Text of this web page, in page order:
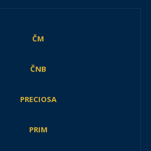
ČM
ČNB
PRECIOSA
PRIM